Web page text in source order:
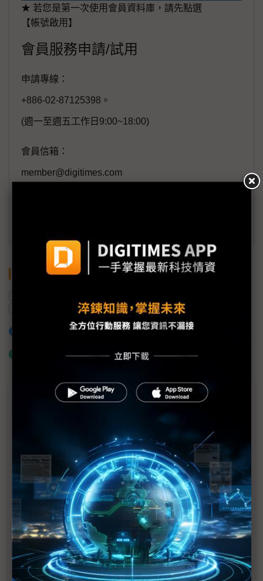
★ 若您是第一次使用會員資料庫，請先點選
【帳號啟用】
會員服務申請/試用
申請專線：
+886-02-87125398。
(週一至週五工作日9:00~18:00)
會員信箱：
member@digitimes.com
關鍵字
車載
加入已選取到「關鍵字追蹤」
什麼是「關鍵字追蹤」
近７天熱門報導
MLCC訂單過熱、出貨比創高 村田示警全球AI基
2027全年記憶體產能提前售罄 買家「祕而不
宣」只怕買不夠
英特爾EMIB良率達標 聯發科第2代ASIC產品
2028準時量產
SpaceX晶片採購大轉向 Elon Musk捨超微全面
採用NVIDIA